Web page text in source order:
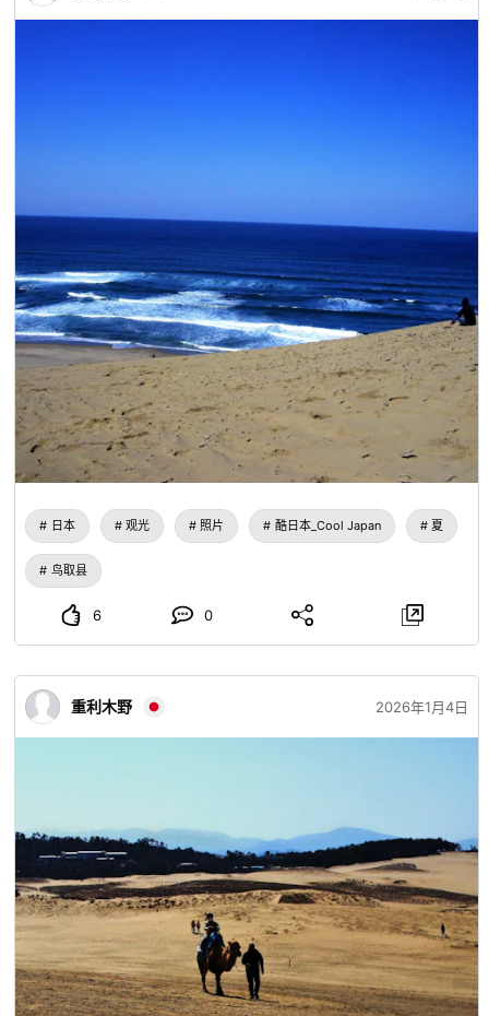
日本 观光 照片 酷日本_Cool Japan 夏
鸟取县
6 0
重利木野 2026年1月4日